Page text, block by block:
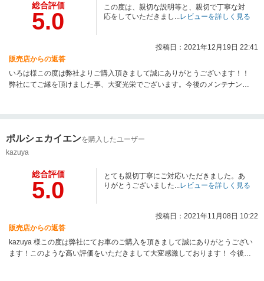
総合評価
5.0
この度は、親切な説明等と、親切で丁寧な対
応をしていただきまし...レビューを詳しく見る
投稿日：2021年12月19日 22:41
販売店からの返答
いろは様この度は弊社よりご購入頂きまして誠にありがとうございます！！
弊社にてご縁を頂けました事、大変光栄でございます。今後のメンテナンス
今後とも、何卒、よろしくお願い申し上げます。
ポルシェカイエンを購入したユーザー
kazuya
総合評価
5.0
とても親切丁寧にご対応いただきました。あ
りがとうございました...レビューを詳しく見る
投稿日：2021年11月08日 10:22
販売店からの返答
kazuya 様この度は弊社にてお車のご購入を頂きまして誠にありがとうござい
ます！このような高い評価をいただきまして大変感激しております！ 今後と